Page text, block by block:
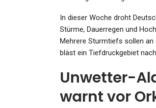
In dieser Woche droht
Stürme, Dauerregen und
Mehrere Sturmtiefs sollen an
bläst ein Tiefdruckgebiet
Unwetter-
warnt vor
In
Admin